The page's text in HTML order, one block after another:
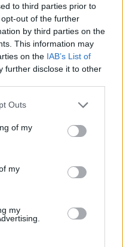
to third parties prior to
out of the further
by third parties on the
This information may
on the IAB’s List of
further disclose it to other
one or more Google
You may click to
its third-party tags to
in below Google
Outs
of my
my
my
γνωρίζουν τον
πορεία, ενώ έχουν
σε άλλο σημείο. Η
πολλών παραγόντων,
είναι ορατοί προς το
τα βρήκε με την